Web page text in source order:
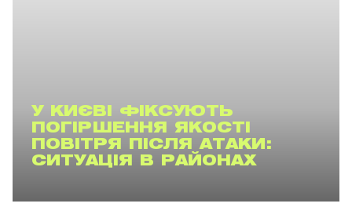
У КИЄВІ ФІКСУЮТЬ
ПОГІРШЕННЯ ЯКОСТІ
ПОВІТРЯ ПІСЛЯ АТАКИ:
СИТУАЦІЯ В РАЙОНАХ